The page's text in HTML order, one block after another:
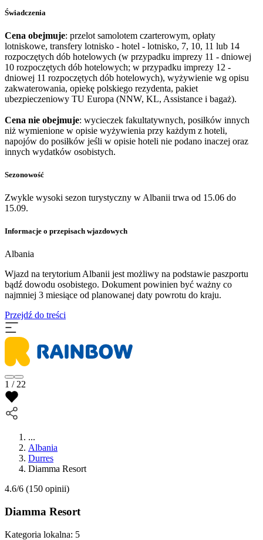
Świadczenia
Cena obejmuje: przelot samolotem czarterowym, opłaty
lotniskowe, transfery lotnisko - hotel - lotnisko, 7, 10, 11 lub 14
rozpoczętych dób hotelowych (w przypadku imprezy 11 - dniowej
10 rozpoczętych dób hotelowych; w przypadku imprezy 12 -
dniowej 11 rozpoczętych dób hotelowych), wyżywienie wg opisu
zakwaterowania, opiekę polskiego rezydenta, pakiet
ubezpieczeniowy TU Europa (NNW, KL, Assistance i bagaż).
Cena nie obejmuje: wycieczek fakultatywnych, posiłków innych
niż wymienione w opisie wyżywienia przy każdym z hoteli,
napojów do posiłków jeśli w opisie hoteli nie podano inaczej oraz
innych wydatków osobistych.
Sezonowość
Zwykle wysoki sezon turystyczny w Albanii trwa od 15.06 do
15.09.
Informacje o przepisach wjazdowych
Albania
Wjazd na terytorium Albanii jest możliwy na podstawie paszportu
bądź dowodu osobistego. Dokument powinien być ważny co
najmniej 3 miesiące od planowanej daty powrotu do kraju.
Przejdź do treści
1 / 22
...
Albania
Durres
Diamma Resort
4.6/6 (150 opinii)
Diamma Resort
Kategoria lokalna: 5